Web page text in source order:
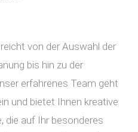
von der Auswahl der
bis hin zu der
erfahrenes Team geht
und bietet Ihnen kreative
die auf Ihr besonderes